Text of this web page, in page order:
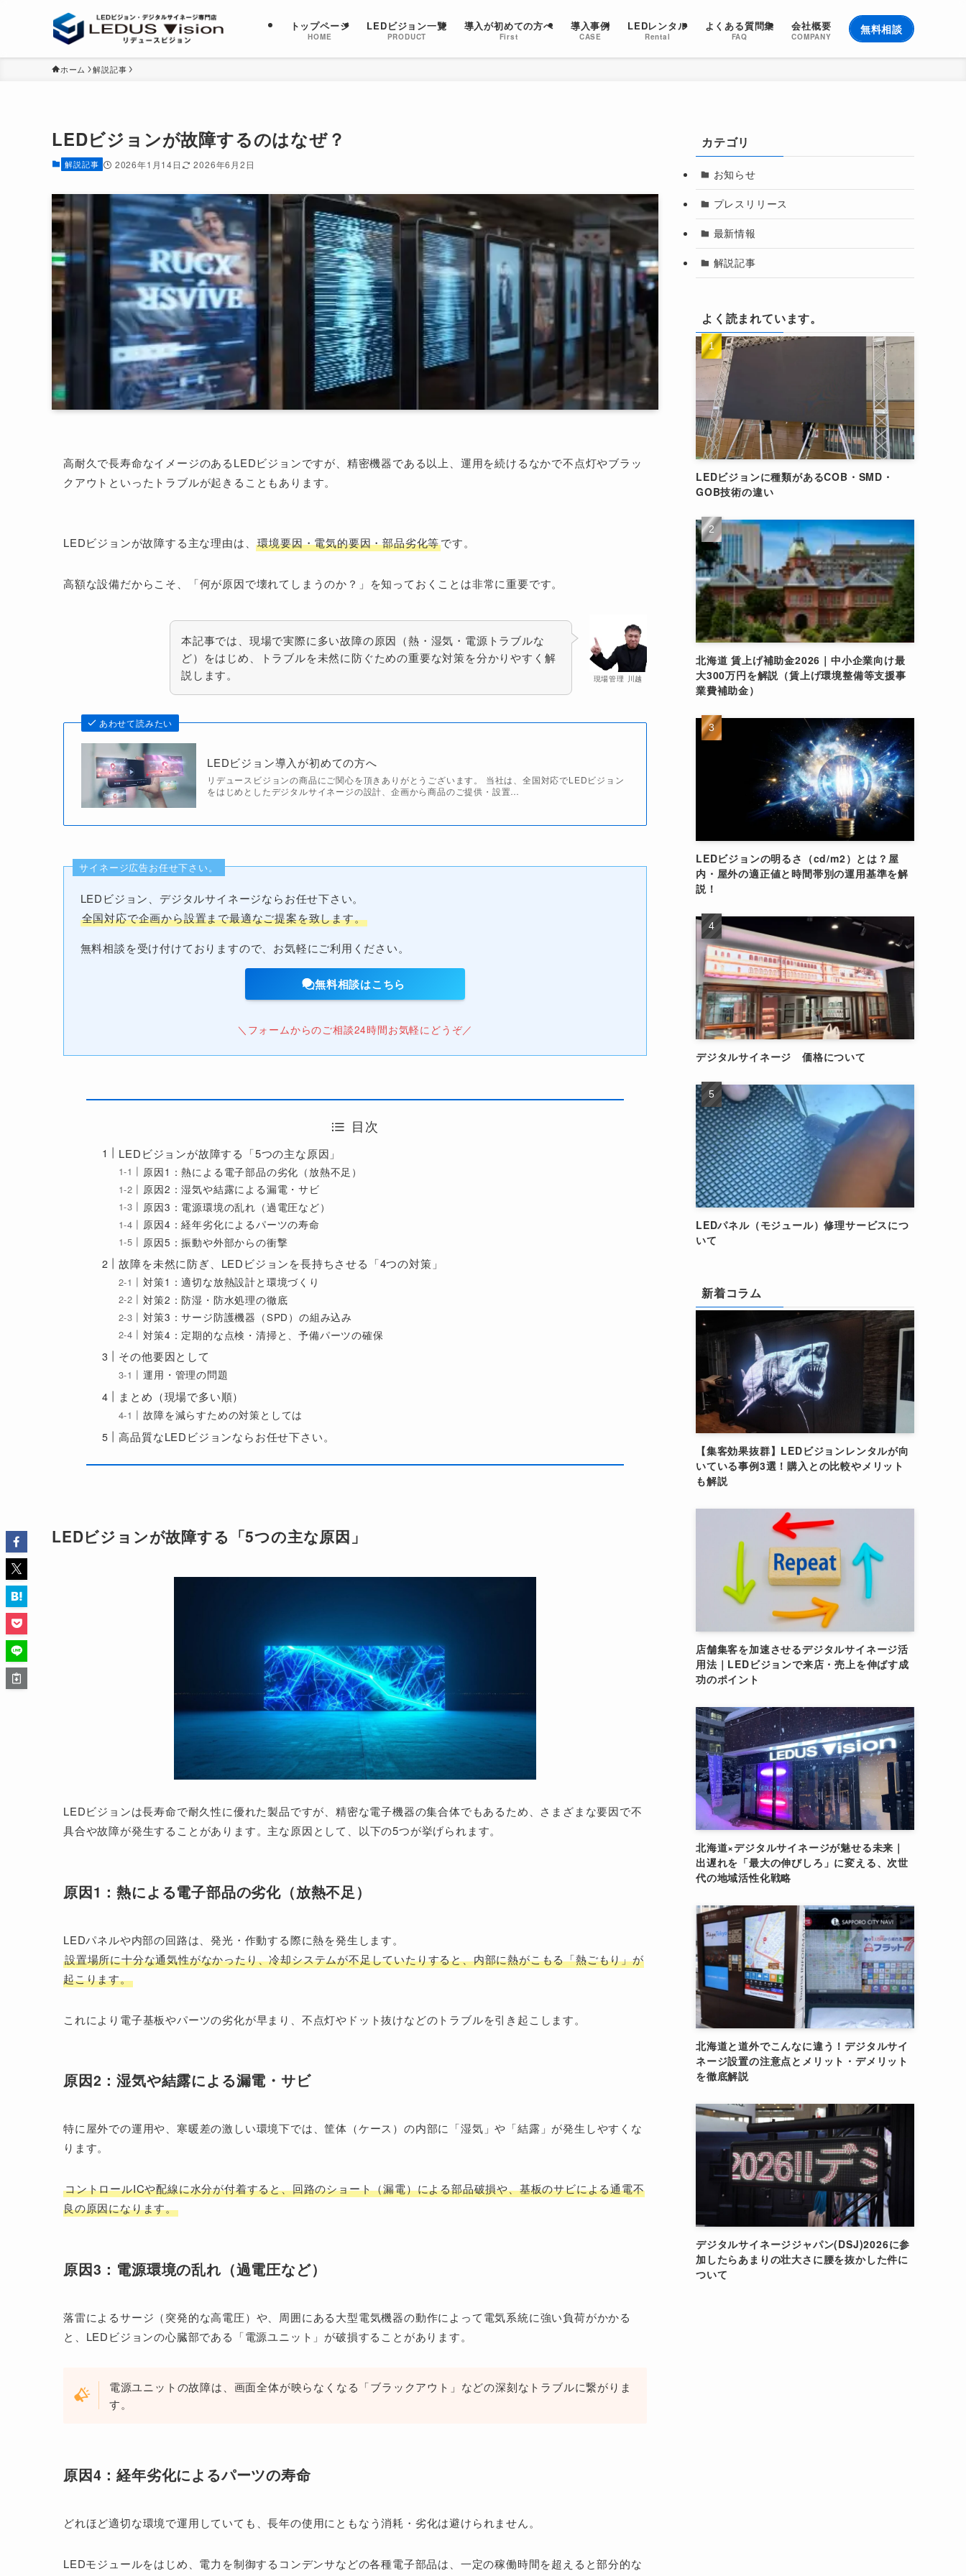
トップページ
HOME
LEDビジョン一覧
PRODUCT
導入が初めての方へ
First
導入事例
CASE
LEDレンタル
Rental
よくある質問集
FAQ
会社概要
COMPANY
無料相談
ホーム 解説記事
LEDビジョンが故障するのはなぜ？
解説記事 2026年1月14日 2026年6月2日
高耐久で長寿命なイメージのあるLEDビジョンですが、精密機器である以上、運用を続けるなかで不点灯やブラッ
クアウトといったトラブルが起きることもあります。
LEDビジョンが故障する主な理由は、環境要因・電気的要因・部品劣化等です。
高額な設備だからこそ、「何が原因で壊れてしまうのか？」を知っておくことは非常に重要です。
現場管理 川越
本記事では、現場で実際に多い故障の原因（熱・湿気・電源トラブルな
ど）をはじめ、トラブルを未然に防ぐための重要な対策を分かりやすく解
説します。
あわせて読みたい
LEDビジョン導入が初めての方へ
リデュースビジョンの商品にご関心を頂きありがとうございます。 当社は、全国対応でLEDビジョン
をはじめとしたデジタルサイネージの設計、企画から商品のご提供・設置…
サイネージ広告お任せ下さい。
LEDビジョン、デジタルサイネージならお任せ下さい。
全国対応で企画から設置まで最適なご提案を致します。
無料相談を受け付けておりますので、お気軽にご利用ください。
無料相談はこちら
＼フォームからのご相談24時間お気軽にどうぞ／
目次
LEDビジョンが故障する「5つの主な原因」
原因1：熱による電子部品の劣化（放熱不足）
原因2：湿気や結露による漏電・サビ
原因3：電源環境の乱れ（過電圧など）
原因4：経年劣化によるパーツの寿命
原因5：振動や外部からの衝撃
故障を未然に防ぎ、LEDビジョンを長持ちさせる「4つの対策」
対策1：適切な放熱設計と環境づくり
対策2：防湿・防水処理の徹底
対策3：サージ防護機器（SPD）の組み込み
対策4：定期的な点検・清掃と、予備パーツの確保
その他要因として
運用・管理の問題
まとめ（現場で多い順）
故障を減らすための対策としては
高品質なLEDビジョンならお任せ下さい。
LEDビジョンが故障する「5つの主な原因」
LEDビジョンは長寿命で耐久性に優れた製品ですが、精密な電子機器の集合体でもあるため、さまざまな要因で不
具合や故障が発生することがあります。主な原因として、以下の5つが挙げられます。
原因1：熱による電子部品の劣化（放熱不足）
LEDパネルや内部の回路は、発光・作動する際に熱を発生します。
設置場所に十分な通気性がなかったり、冷却システムが不足していたりすると、内部に熱がこもる「熱ごもり」が
起こります。
これにより電子基板やパーツの劣化が早まり、不点灯やドット抜けなどのトラブルを引き起こします。
原因2：湿気や結露による漏電・サビ
特に屋外での運用や、寒暖差の激しい環境下では、筐体（ケース）の内部に「湿気」や「結露」が発生しやすくな
ります。
コントロールICや配線に水分が付着すると、回路のショート（漏電）による部品破損や、基板のサビによる通電不
良の原因になります。
原因3：電源環境の乱れ（過電圧など）
落雷によるサージ（突発的な高電圧）や、周囲にある大型電気機器の動作によって電気系統に強い負荷がかかる
と、LEDビジョンの心臓部である「電源ユニット」が破損することがあります。
電源ユニットの故障は、画面全体が映らなくなる「ブラックアウト」などの深刻なトラブルに繋がりま
す。
原因4：経年劣化によるパーツの寿命
どれほど適切な環境で運用していても、長年の使用にともなう消耗・劣化は避けられません。
LEDモジュールをはじめ、電力を制御するコンデンサなどの各種電子部品は、一定の稼働時間を超えると部分的な
カテゴリ
お知らせ
プレスリリース
最新情報
解説記事
よく読まれています。
LEDビジョンに種類があるCOB・SMD・
GOB技術の違い
北海道 賃上げ補助金2026｜中小企業向け最
大300万円を解説（賃上げ環境整備等支援事
業費補助金）
LEDビジョンの明るさ（cd/m2）とは？屋
内・屋外の適正値と時間帯別の運用基準を解
説！
デジタルサイネージ 価格について
LEDパネル（モジュール）修理サービスにつ
いて
新着コラム
【集客効果抜群】LEDビジョンレンタルが向
いている事例3選！購入との比較やメリット
も解説
店舗集客を加速させるデジタルサイネージ活
用法｜LEDビジョンで来店・売上を伸ばす成
功のポイント
北海道×デジタルサイネージが魅せる未来｜
出遅れを「最大の伸びしろ」に変える、次世
代の地域活性化戦略
北海道と道外でこんなに違う！デジタルサイ
ネージ設置の注意点とメリット・デメリット
を徹底解説
デジタルサイネージジャパン(DSJ)2026に参
加したらあまりの壮大さに腰を抜かした件に
ついて